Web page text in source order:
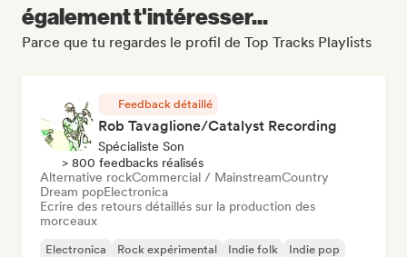
également t'intéresser...
Parce que tu regardes le profil de Top Tracks Playlists
Feedback détaillé
Rob Tavaglione/Catalyst Recording
Spécialiste Son
> 800 feedbacks réalisés
Alternative rockCommercial / MainstreamCountry
Dream popElectronica
Ecrire des retours détaillés sur la production des
morceaux
Electronica Rock expérimental Indie folk
Indie pop